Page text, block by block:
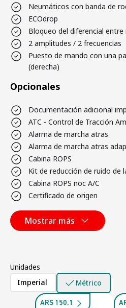
Neumáticos con banda de
ECOdrop
Bloqueo del diferencial entre
2 amplitudes / 2 frecuencias
Puesto de mando con una
(derecha)
Opcionales
Documentación adicional
ATC - Control de Tracción
Alarma de marcha atras
Alarma de marcha atras
Cabina ROPS
Kit de reducción de ruido de
Cabina ROPS noc A/C
Certificado de origen
Mostrar más
Unidades
Imperial
Métrico
ARS 150.1